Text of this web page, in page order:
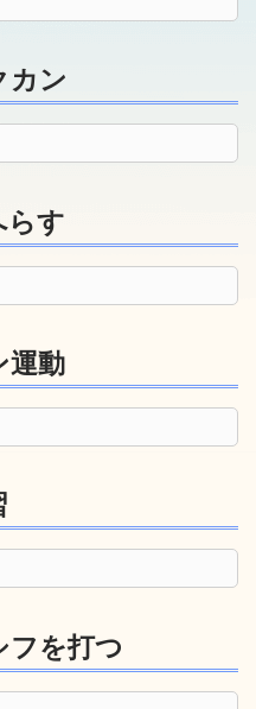
カン
らす
運動
を打つ